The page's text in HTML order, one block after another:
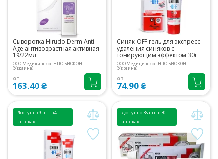
Сыворотка Hirudo Derm Anti
Age антивозрастная активная
19/22мл
ООО Медицинское НПО БИОКОН
(Украина)
от
163.40 ₴
Синяк-OFF гель для экспресс-
удаления синяков с
тонирующим эффектом 30г
ООО Медицинское НПО БИОКОН
(Украина)
от
74.90 ₴
Доступно 9 шт. в 4
аптеках
Доступно 38 шт. в 30
аптеках